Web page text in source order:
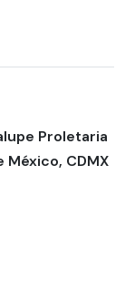
Proletaria
CDMX